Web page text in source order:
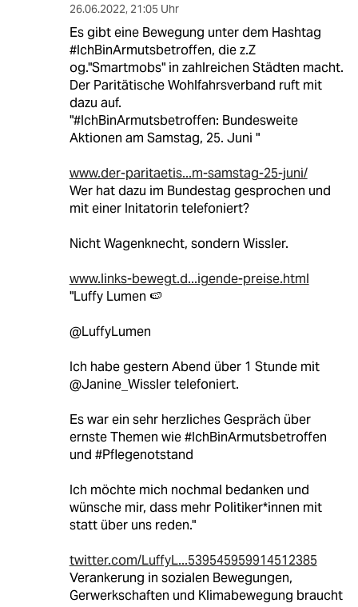
26.06.2022, 21:05 Uhr
Es gibt eine Bewegung unter dem Hashtag
#IchBinArmutsbetroffen, die z.Z
og."Smartmobs" in zahlreichen Städten macht.
Der Paritätische Wohlfahrsverband ruft mit
dazu auf.
"#IchBinArmutsbetroffen: Bundesweite
Aktionen am Samstag, 25. Juni "
www.der-paritaetis...m-samstag-25-juni/
Wer hat dazu im Bundestag gesprochen und
mit einer Initatorin telefoniert?
Nicht Wagenknecht, sondern Wissler.
www.links-bewegt.d...igende-preise.html
"Luffy Lumen 🍉
@LuffyLumen
Ich habe gestern Abend über 1 Stunde mit
@Janine_Wissler telefoniert.
Es war ein sehr herzliches Gespräch über
ernste Themen wie #IchBinArmutsbetroffen
und #Pflegenotstand
Ich möchte mich nochmal bedanken und
wünsche mir, dass mehr Politiker*innen mit
statt über uns reden."
twitter.com/LuffyL...539545959914512385
Verankerung in sozialen Bewegungen,
Gerwerkschaften und Klimabewegung braucht